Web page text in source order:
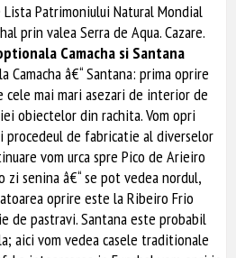
Patrimoniului Natural Mondial
prin valea Serra de Aqua. Cazare.
Camacha si Santana
Camacha â€“ Santana: prima oprire
cele mai mari asezari de interior de
obiectelor din rachita. Vom opri
procedeul de fabricatie al diverselor
vom urca spre Pico de Arieiro
zi senina â€“ se pot vedea nordul,
oprire este la Ribeiro Frio
de pastravi. Santana este probabil
aici vom vedea casele traditionale